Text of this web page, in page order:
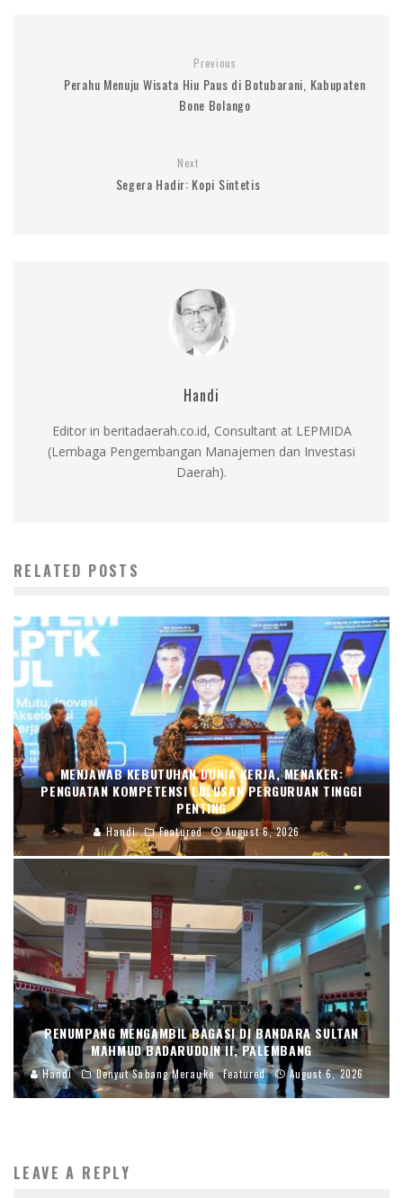
Previous
Perahu Menuju Wisata Hiu Paus di Botubarani, Kabupaten
Bone Bolango
Next
Segera Hadir: Kopi Sintetis
Handi
Editor in beritadaerah.co.id, Consultant at LEPMIDA
(Lembaga Pengembangan Manajemen dan Investasi
Daerah).
RELATED POSTS
MENJAWAB KEBUTUHAN DUNIA KERJA, MENAKER:
PENGUATAN KOMPETENSI LULUSAN PERGURUAN TINGGI
PENTING
Handi Featured August 6, 2026
PENUMPANG MENGAMBIL BAGASI DI BANDARA SULTAN
MAHMUD BADARUDDIN II, PALEMBANG
Handi Denyut Sabang Merauke Featured August 6, 2026
LEAVE A REPLY